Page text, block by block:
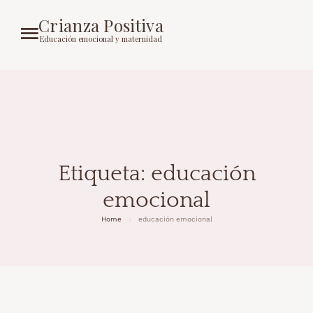
Crianza Positiva
Educación emocional y maternidad
Etiqueta: educación
emocional
Home educación emocional